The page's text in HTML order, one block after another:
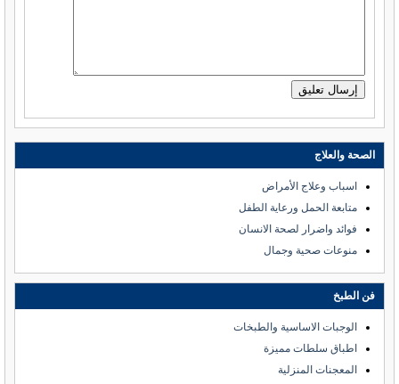
الصحة والعلاج
اسباب وعلاج الأمراض
متابعة الحمل ورعاية الطفل
فوائد واضرار لصحة الانسان
منوعات صحية وجمال
فن الطبخ
الوجبات الاساسية والطبخات
اطباق سلطات مميزة
المعجنات المنزلية